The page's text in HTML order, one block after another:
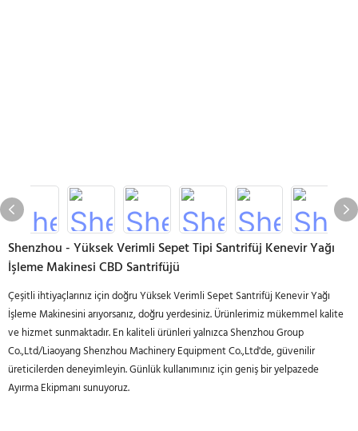
Shenzhou - Yüksek Verimli Sepet Tipi Santrifüj Kenevir Yağı
İşleme Makinesi CBD Santrifüjü
Çeşitli ihtiyaçlarınız için doğru Yüksek Verimli Sepet Santrifüj Kenevir Yağı
İşleme Makinesini arıyorsanız, doğru yerdesiniz. Ürünlerimiz mükemmel kalite
ve hizmet sunmaktadır. En kaliteli ürünleri yalnızca Shenzhou Group
Co.,Ltd/Liaoyang Shenzhou Machinery Equipment Co.,Ltd'de, güvenilir
üreticilerden deneyimleyin. Günlük kullanımınız için geniş bir yelpazede
Ayırma Ekipmanı sunuyoruz.